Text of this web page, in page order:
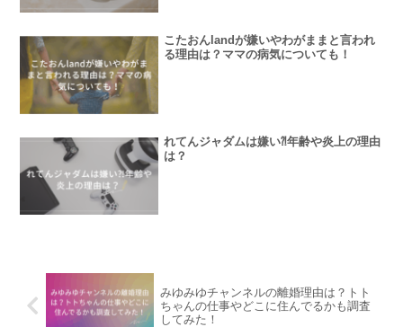
こたおんlandが嫌いやわがままと言われ
る理由は？ママの病気についても！
れてんジャダムは嫌い⁈年齢や炎上の理由
は？
みゆみゆチャンネルの離婚理由は？トト
ちゃんの仕事やどこに住んでるかも調査
してみた！